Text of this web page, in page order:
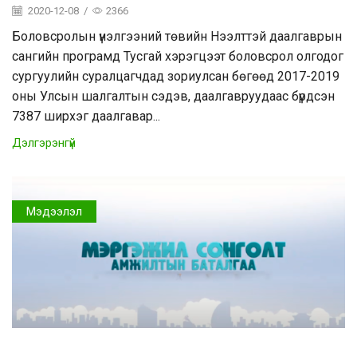
2020-12-08 / 2366
Боловсролын үнэлгээний төвийн Нээлттэй даалгаврын
сангийн програмд Тусгай хэрэгцээт боловсрол олгодог
сургуулийн суралцагчдад зориулсан бөгөөд 2017-2019
оны Улсын шалгалтын сэдэв, даалгавруудаас бүрдсэн
7387 ширхэг даалгавар...
Дэлгэрэнгүй
Мэдээлэл